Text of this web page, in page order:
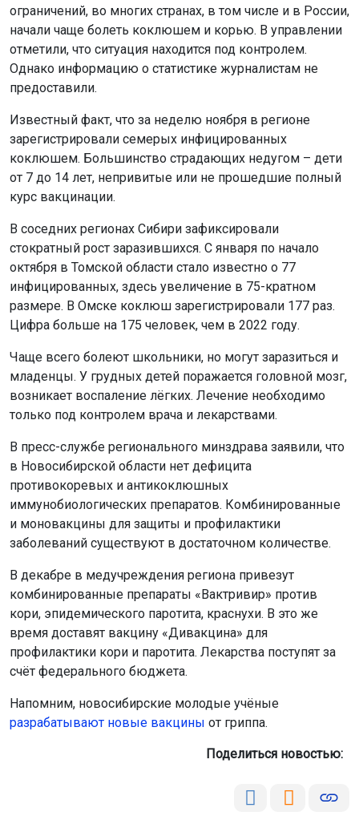
ограничений, во многих странах, в том числе и в России,
начали чаще болеть коклюшем и корью. В управлении
отметили, что ситуация находится под контролем.
Однако информацию о статистике журналистам не
предоставили.
Известный факт, что за неделю ноября в регионе
зарегистрировали семерых инфицированных
коклюшем. Большинство страдающих недугом – дети
от 7 до 14 лет, непривитые или не прошедшие полный
курс вакцинации.
В соседних регионах Сибири зафиксировали
стократный рост заразившихся. С января по начало
октября в Томской области стало известно о 77
инфицированных, здесь увеличение в 75-кратном
размере. В Омске коклюш зарегистрировали 177 раз.
Цифра больше на 175 человек, чем в 2022 году.
Чаще всего болеют школьники, но могут заразиться и
младенцы. У грудных детей поражается головной мозг,
возникает воспаление лёгких. Лечение необходимо
только под контролем врача и лекарствами.
В пресс-службе регионального минздрава заявили, что
в Новосибирской области нет дефицита
противокоревых и антикоклюшных
иммунобиологических препаратов. Комбинированные
и моновакцины для защиты и профилактики
заболеваний существуют в достаточном количестве.
В декабре в медучреждения региона привезут
комбинированные препараты «Вактривир» против
кори, эпидемического паротита, краснухи. В это же
время доставят вакцину «Дивакцина» для
профилактики кори и паротита. Лекарства поступят за
счёт федерального бюджета.
Напомним, новосибирские молодые учёные
разрабатывают новые вакцины от гриппа.
Поделиться новостью: